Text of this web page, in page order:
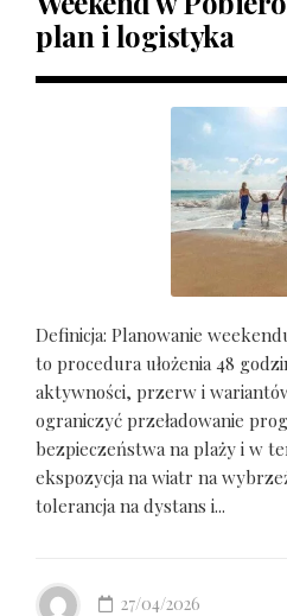
plan i logistyka
Definicja: Planowanie
to procedura ułożenia 48
aktywności, przerw i
ograniczyć przeładowanie
bezpieczeństwa na plaży i w
ekspozycja na wiatr na
tolerancja na dystans i...
27/04/2026